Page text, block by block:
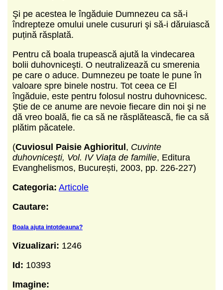
Şi pe acestea le îngăduie Dumnezeu ca să-i
îndrepteze omului unele cusururi şi să-i dăruiască
puțină răsplată.
Pentru că boala trupească ajută la vindecarea
bolii duhovniceşti. O neutralizează cu smerenia
pe care o aduce. Dumnezeu pe toate le pune în
valoare spre binele nostru. Tot ceea ce El
îngăduie, este pentru folosul nostru duhovnicesc.
Ştie de ce anume are nevoie fiecare din noi şi ne
dă vreo boală, fie ca să ne răsplătească, fie ca să
plătim păcatele.
(Cuviosul Paisie Aghioritul, Cuvinte
duhovniceşti, Vol. IV Viața de familie, Editura
Evanghelismos, București, 2003, pp. 226-227)
Categoria: Articole
Cautare:
Boala ajuta intotdeauna?
Vizualizari: 1246
Id: 10393
Imagine: